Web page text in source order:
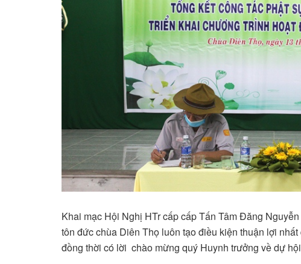
Khai mạc Hội Nghị HTr cấp cấp Tấn Tâm Đăng
tôn đức chùa Diên Thọ luôn tạo điều kiện thuận lợi
đồng thời có lời chào mừng quý Huynh trưởng về dự